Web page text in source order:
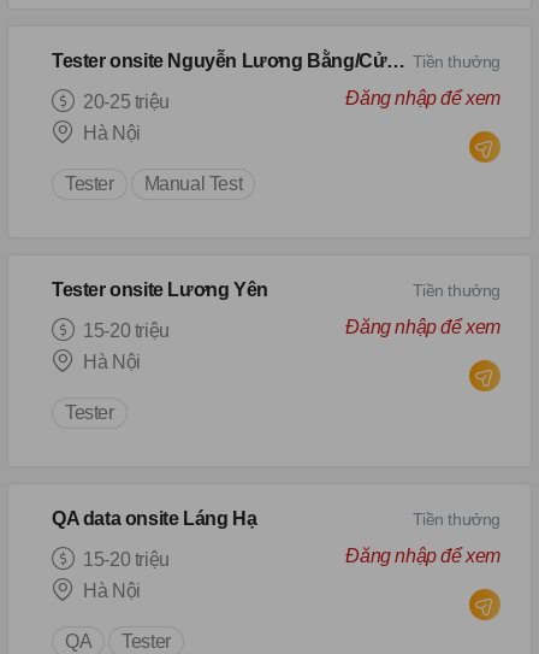
Tester onsite Nguyễn Lương Bằng/Cửa Nam
20-25 triệu
Hà Nội
Tester Manual Test
Tiền thưởng
Đăng nhập để xem
Tester onsite Lương Yên
15-20 triệu
Hà Nội
Tester
Tiền thưởng
Đăng nhập để xem
QA data onsite Láng Hạ
15-20 triệu
Hà Nội
QA Tester
Tiền thưởng
Đăng nhập để xem